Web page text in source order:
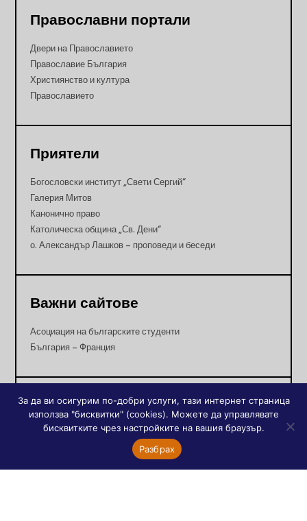
Православни портали
Двери на Православието
Православие България
Християнство и култура
Православието
Приятели
Богословски институт „Свети Сергий“
Галерия Митов
Канонично право
Католическа община „Св. Дени“
о. Александър Лашков – проповеди и беседи
Важни сайтове
Асоциация на българските студенти
България – Франция
Френски сайтове
Orthodoxie
Асоциация „Диалог между православни”
За да ви осигурим по-добри услуги, тази интернет страница
използва "бисквитки" (cookies). Можете да управлявате
бисквитките чрез настройките на вашия браузър.
Разбрах